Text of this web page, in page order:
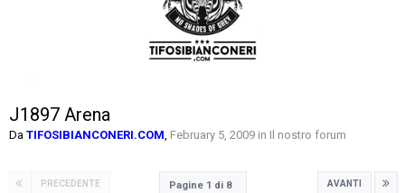
J1897 Arena
Da TIFOSIBIANCONERI.COM, February 5, 2009 in Il nostro forum
PRECEDENTE AVANTI
Pagine 1 di 8